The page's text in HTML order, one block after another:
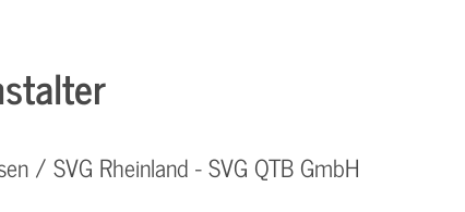
/ SVG Rheinland - SVG QTB GmbH